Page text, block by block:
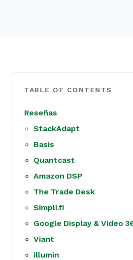
TABLE OF CONTENTS
Reseñas
StackAdapt
Basis
Quantcast
Amazon DSP
The Trade Desk
Simpli.fi
Google Display & Video
Viant
illumin